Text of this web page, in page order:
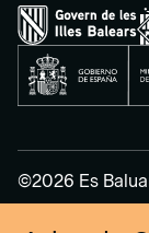
©2026 Es